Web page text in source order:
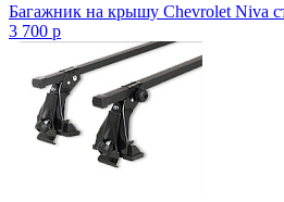
Багажник на крышу Chevrolet Niva
3 700 p